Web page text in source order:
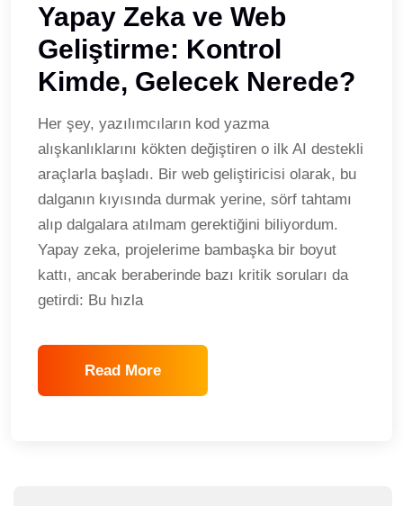
Yapay Zeka ve Web
Geliştirme: Kontrol
Kimde, Gelecek Nerede?
Her şey, yazılımcıların kod yazma
alışkanlıklarını kökten değiştiren o ilk AI destekli
araçlarla başladı. Bir web geliştiricisi olarak, bu
dalganın kıyısında durmak yerine, sörf tahtamı
alıp dalgalara atılmam gerektiğini biliyordum.
Yapay zeka, projelerime bambaşka bir boyut
kattı, ancak beraberinde bazı kritik soruları da
getirdi: Bu hızla
Read More